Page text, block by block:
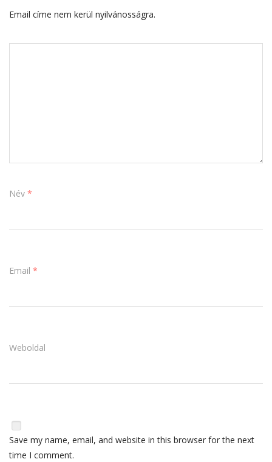
Email címe nem kerül nyilvánosságra.
Név *
Email *
Weboldal
Save my name, email, and website in this browser for the next
time I comment.